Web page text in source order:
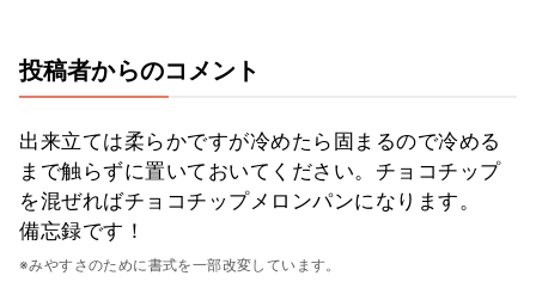
投稿者からのコメント
出来立ては柔らかですが冷めたら固まるので冷める
まで触らずに置いておいてください。チョコチップ
を混ぜればチョコチップメロンパンになります。
備忘録です！
※みやすさのために書式を一部改変しています。